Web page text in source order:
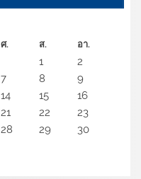
ศ. ส. อา.
1
2
7 8
9
14 15
16
21 22
23
28 29
30